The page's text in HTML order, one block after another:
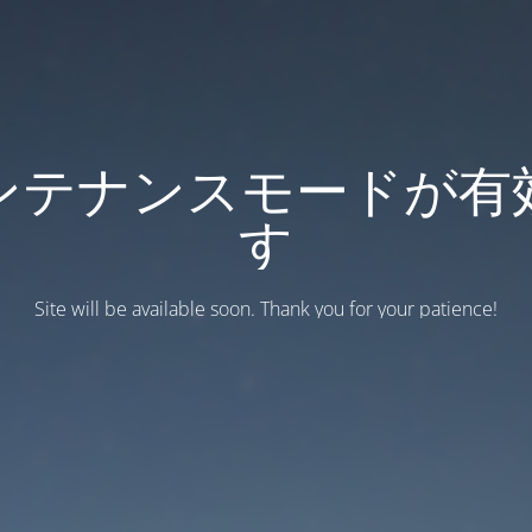
テナンスモードが有
す
Site will be available soon. Thank you for your patience!